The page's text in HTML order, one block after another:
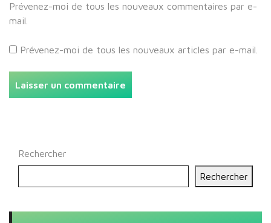
Prévenez-moi de tous les nouveaux commentaires par e-
mail.
Prévenez-moi de tous les nouveaux articles par e-mail.
Rechercher
Rechercher